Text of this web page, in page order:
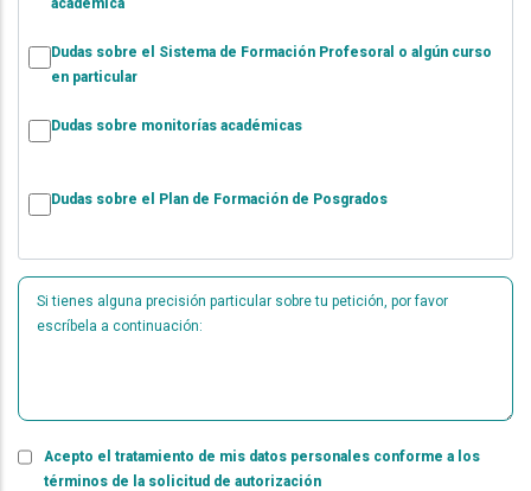
académica
Dudas sobre el Sistema de Formación Profesoral o algún curso
en particular
Dudas sobre monitorías académicas
Dudas sobre el Plan de Formación de Posgrados
Obervaciones
Acepto el tratamiento de mis datos personales conforme a los
términos de la solicitud de autorización